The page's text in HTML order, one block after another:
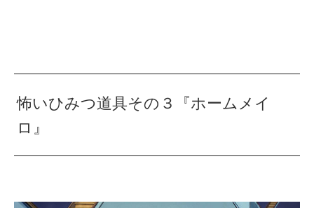
怖いひみつ道具その３『ホームメイ
ロ』